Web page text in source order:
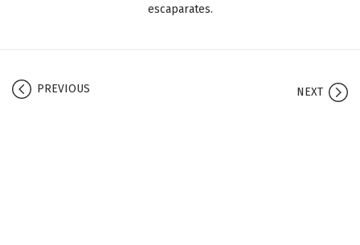
PREVIOUS NEXT